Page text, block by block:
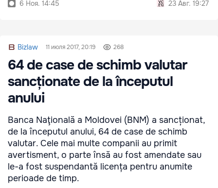
6 Ноя. 14:45
23 Авг. 19:27
Bizlaw 11 июля 2017, 20:19 268
64 de case de schimb valutar
sancționate de la începutul
anului
Banca Naţională a Moldovei (BNM) a sancționat,
de la începutul anului, 64 de case de schimb
valutar. Cele mai multe companii au primit
avertisment, o parte însă au fost amendate sau
le-a fost suspendantă licența pentru anumite
perioade de timp.